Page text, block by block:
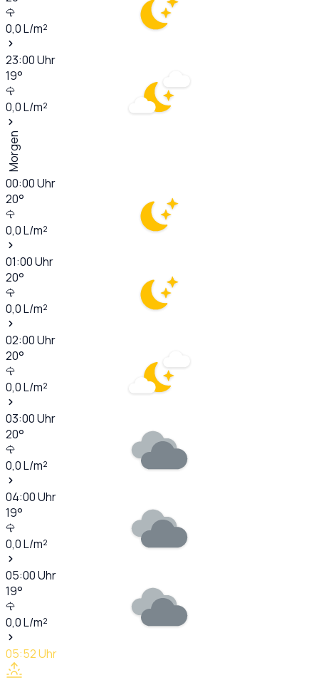
0,0L/m²
23:00Uhr
19°
0,0L/m²
Morgen
00:00Uhr
20°
0,0L/m²
01:00Uhr
20°
0,0L/m²
02:00Uhr
20°
0,0L/m²
03:00Uhr
20°
0,0L/m²
04:00Uhr
19°
0,0L/m²
05:00Uhr
19°
0,0L/m²
05:52Uhr